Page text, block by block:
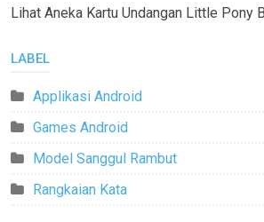
Lihat Aneka Kartu Undangan Little Pony
LABEL
Applikasi Android
Games Android
Model Sanggul Rambut
Rangkaian Kata